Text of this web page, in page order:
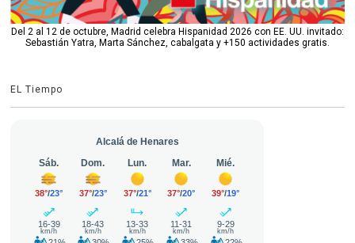
Del 2 al 12 de octubre, Madrid celebra Hispanidad 2026 con EE. UU. invitado:
Sebastián Yatra, Marta Sánchez, cabalgata y +150 actividades gratis.
EL Tiempo